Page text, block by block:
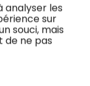
analyser les
sur
souci, mais
de ne pas